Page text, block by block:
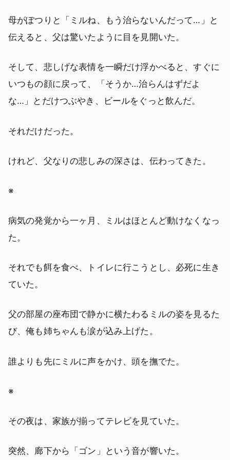
母がぽつりと「ミルね、もう治らないんだって…」と
伝えると、父は驚いたように目を見開いた。
そして、悲しげな表情を一瞬だけ浮かべると、すぐに
いつもの顔に戻って、「そうか…治らんはずだよ
な…」とだけつぶやき、ビールをぐっと飲んだ。
それだけだった。
けれど、父なりの悲しみの深さは、伝わってきた。
※
病気の発覚から一ヶ月、ミルはほとんど動けなくなっ
た。
それでも餌を食べ、トイレに行こうとし、必死に生き
ていた。
父の部屋の座布団で静かに横たわるミルの姿を見るた
び、俺も姉ちゃんも涙が込み上げた。
誰よりも先にミルに声をかけ、頭を撫でた。
※
その夜は、家族が揃ってテレビを見ていた。
突然、廊下から「ゴン」という音が響いた。